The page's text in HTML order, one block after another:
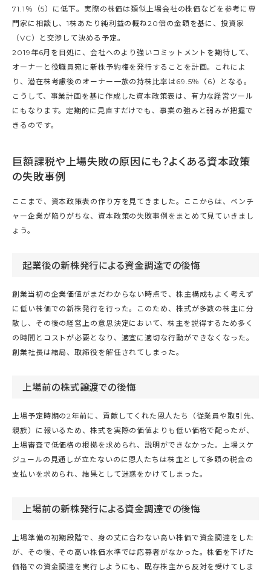
71.1％（5）に低下。実際の株価は類似上場会社の株価などを参考に専
門家に相談し、1株あたり純利益の概ね20倍の金額を基に、投資家
（VC）と交渉して決める予定。
2019年6月を目処に、会社へのより強いコミットメントを期待して、
オーナーと役職員宛に新株予約権を発行することを計画。これによ
り、潜在株考慮後のオーナー一族の持株比率は69.5％（6）となる。
こうして、事業計画を基に作成した資本政策表は、有力な経営ツール
にもなります。定期的に見直すだけでも、事業の強みと弱みが把握で
きるのです。
巨額課税や上場失敗の原因にも？よくある資本政策
の失敗事例
ここまで、資本政策表の作り方を見てきました。ここからは、ベンチ
ャー企業が陥りがちな、資本政策の失敗事例をまとめて見ていきまし
ょう。
起業後の新株発行による資金調達での後悔
創業当初の企業価値がまだわからない時点で、株主構成もよく考えず
に低い株価での新株発行を行った。このため、株式が多数の株主に分
散し、その後の経営上の意思決定において、株主を説得するため多く
の時間とコストが必要となり、適宜に適切な行動ができなくなった。
創業社長は結局、取締役を解任されてしまった。
上場前の株式譲渡での後悔
上場予定時期の2年前に、貢献してくれた恩人たち（従業員や取引先、
親族）に報いるため、株式を実際の価値よりも低い価格で配ったが、
上場審査で低価格の根拠を求められ、説明ができなかった。上場スケ
ジュールの見通しが立たないのに恩人たちは株主として多額の税金の
支払いを求められ、結果として迷惑をかけてしまった。
上場前の新株発行による資金調達での後悔
上場準備の初期段階で、身の丈に合わない高い株価で資金調達をした
が、その後、その高い株価水準では応募者がなかった。株価を下げた
価格での資金調達を実行しようにも、既存株主から反対を受けてしま